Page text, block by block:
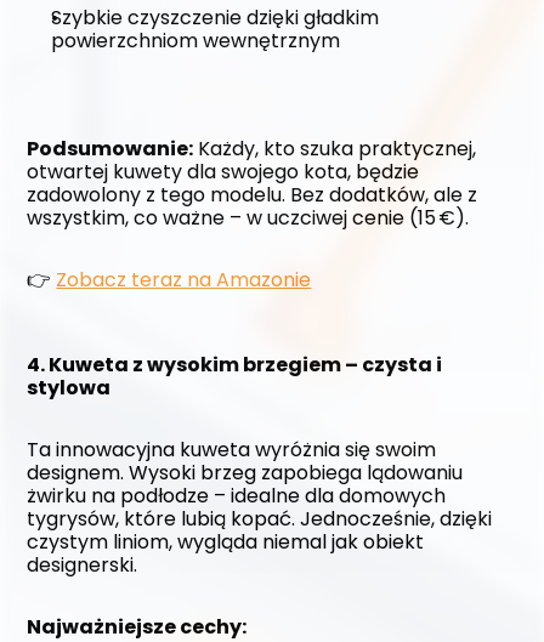
Szybkie czyszczenie dzięki gładkim
powierzchniom wewnętrznym
Podsumowanie: Każdy, kto szuka praktycznej,
otwartej kuwety dla swojego kota, będzie
zadowolony z tego modelu. Bez dodatków, ale z
wszystkim, co ważne – w uczciwej cenie (15 €).
👉 Zobacz teraz na Amazonie
4. Kuweta z wysokim brzegiem – czysta i
stylowa
Ta innowacyjna kuweta wyróżnia się swoim
designem. Wysoki brzeg zapobiega lądowaniu
żwirku na podłodze – idealne dla domowych
tygrysów, które lubią kopać. Jednocześnie, dzięki
czystym liniom, wygląda niemal jak obiekt
designerski.
Najważniejsze cechy: